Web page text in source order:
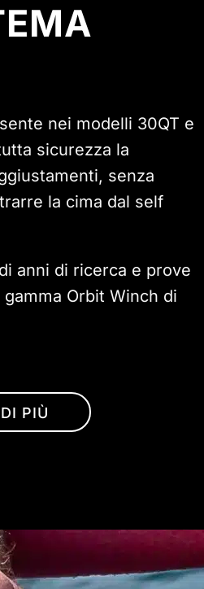
nei modelli 30QT e
sicurezza la
senza
la cima dal self
anni di ricerca e prove
Orbit Winch di
PIÙ